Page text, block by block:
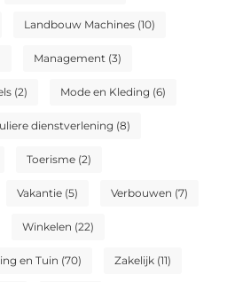
Landbouw Machines (10)
Management (3)
(2) Mode en Kleding (6)
dienstverlening (8)
Toerisme (2)
Vakantie (5) Verbouwen (7)
Winkelen (22)
en Tuin (70) Zakelijk (11)